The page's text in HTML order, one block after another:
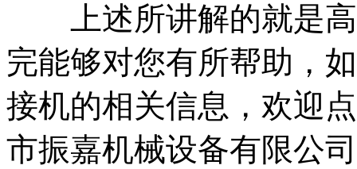
上述所讲解的就是高
完能够对您有所帮助，
接机的相关信息，欢迎
市振嘉机械设备有限公